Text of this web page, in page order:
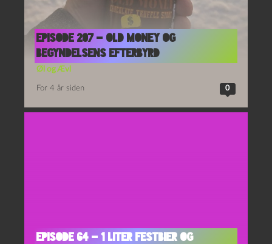
Episode 207 – Old Money og
Begyndelsens Efterbyrd
Øl og Ævl
For 4 år siden 0
Episode 64 – 1 liter Festbier og